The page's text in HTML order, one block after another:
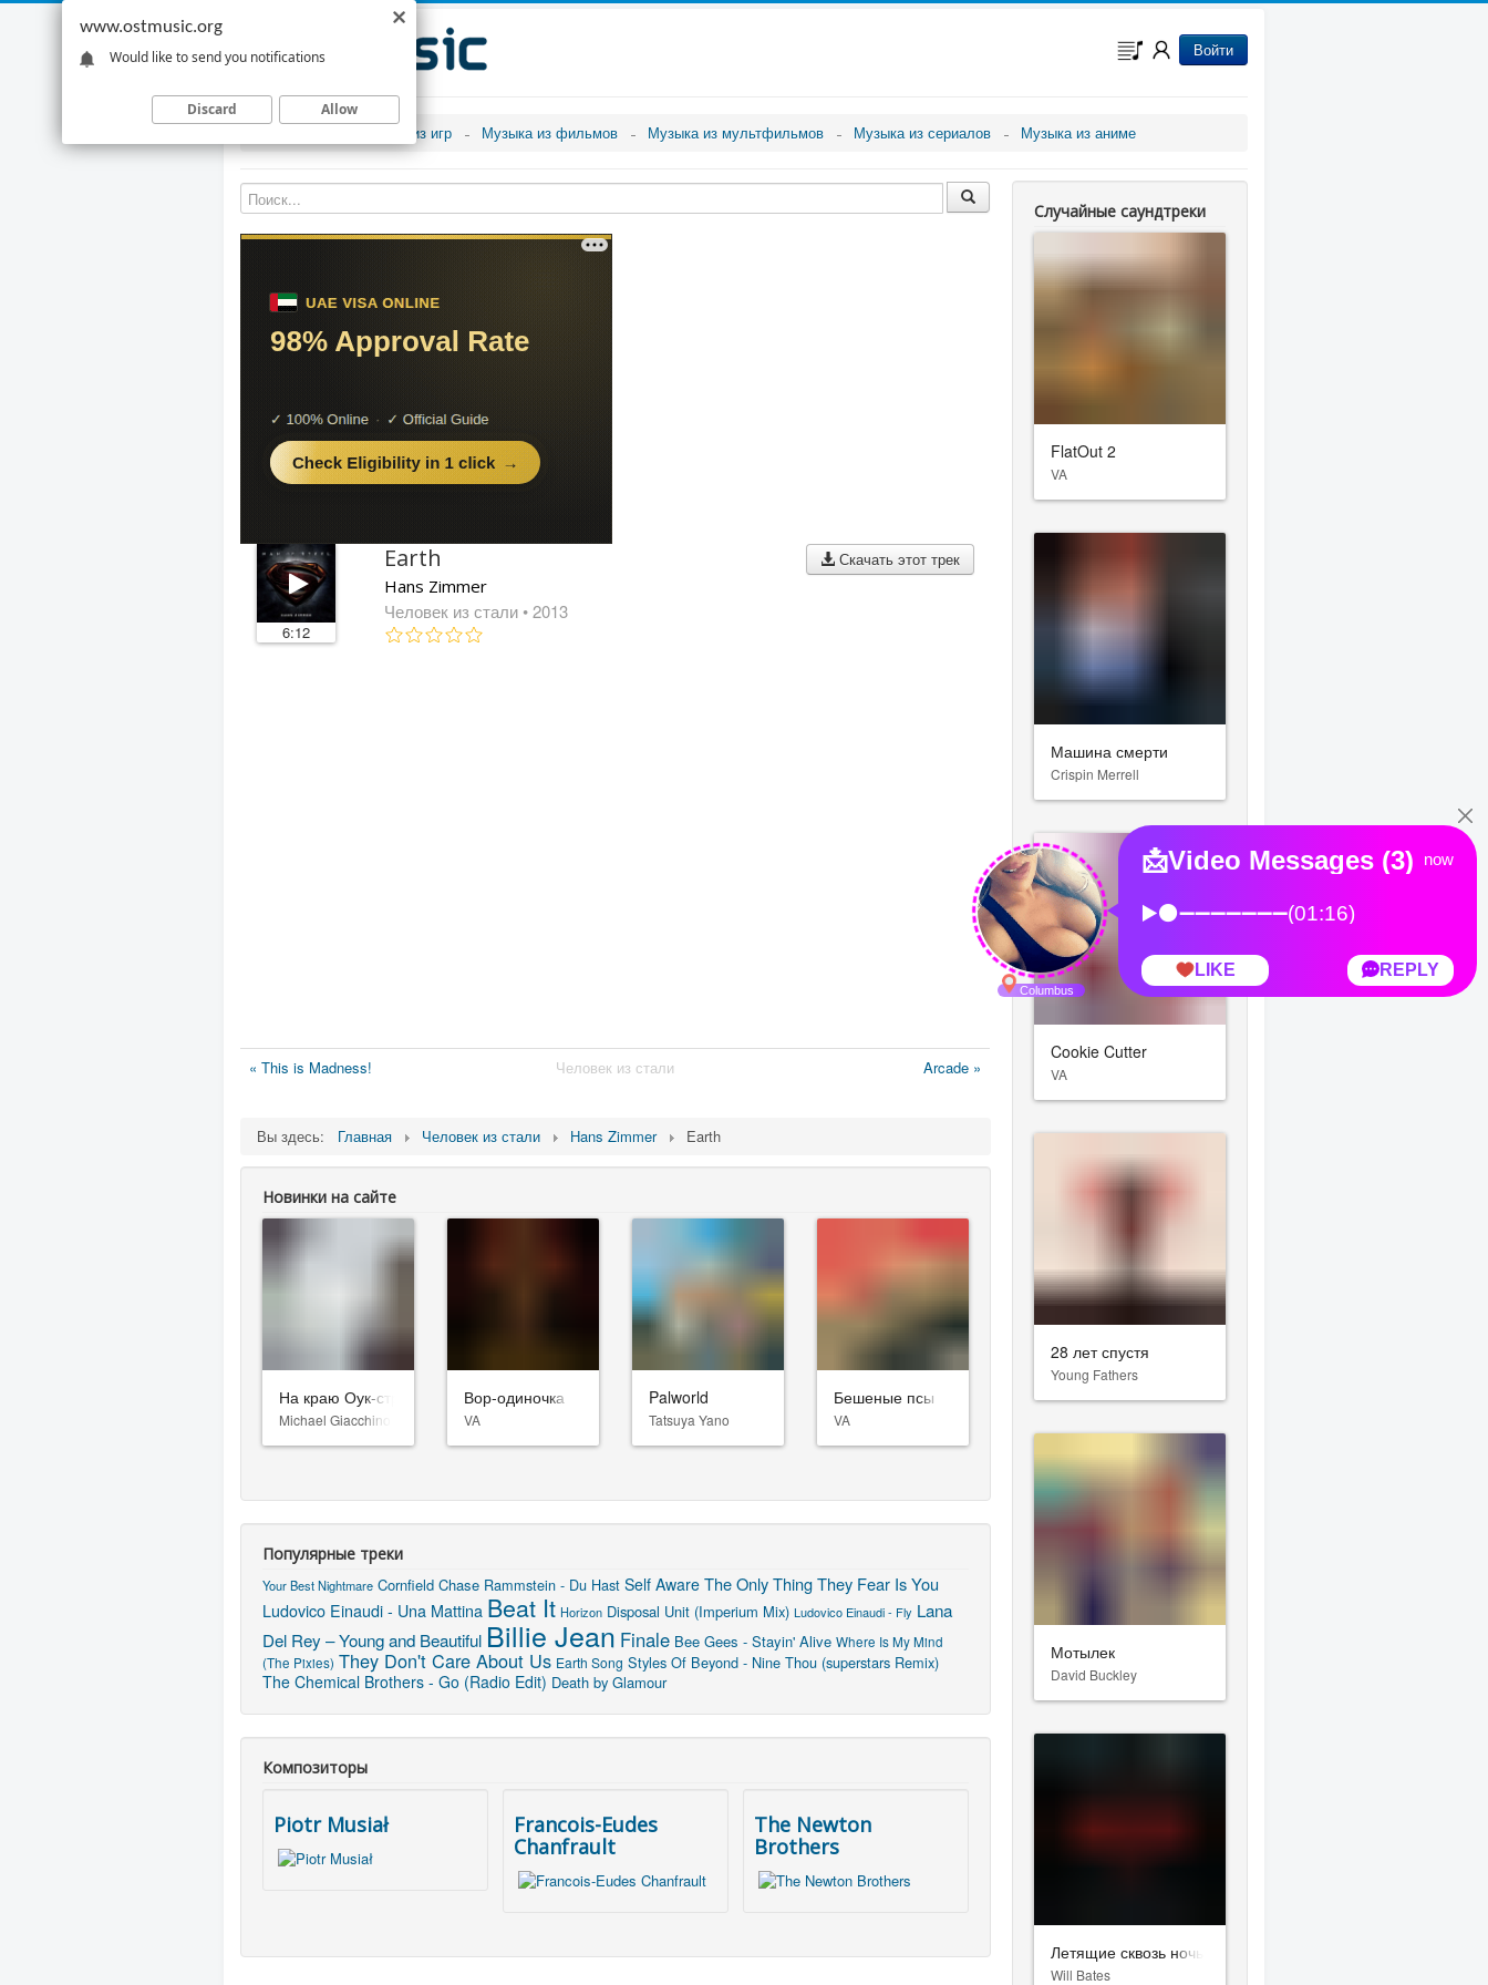
Войти
Музыка из игр Музыка из фильмов Музыка из мультфильмов Музыка из сериалов Музыка из аниме
6:12
Скачать этот трек
Earth
Hans Zimmer
Человек из стали • 2013
« This is Madness! Человек из стали Arcade »
Вы здесь: Главная Человек из стали Hans Zimmer Earth
Новинки на сайте
На краю Оук-стрит
Michael Giacchino
Вор-одиночка
VA
Palworld
Tatsuya Yano
Бешеные псы
VA
Популярные треки
Your Best Nightmare Cornfield Chase Rammstein - Du Hast Self Aware The Only Thing They Fear Is You
Ludovico Einaudi - Una Mattina Beat It Horizon Disposal Unit (Imperium Mix) Ludovico Einaudi - Fly Lana
Del Rey – Young and Beautiful Billie Jean Finale Bee Gees - Stayin' Alive Where Is My Mind
(The Pixies) They Don't Care About Us Earth Song Styles Of Beyond - Nine Thou (superstars Remix)
The Chemical Brothers - Go (Radio Edit) Death by Glamour
Композиторы
Piotr Musiał
Francois-Eudes
Chanfrault
The Newton
Brothers
Случайные саундтреки
FlatOut 2
VA
Машина смерти
Crispin Merrell
Cookie Cutter
VA
28 лет спустя
Young Fathers
Мотылек
David Buckley
Летящие сквозь ночь
Will Bates
www.ostmusic.org
Would like to send you notifications
Discard Allow